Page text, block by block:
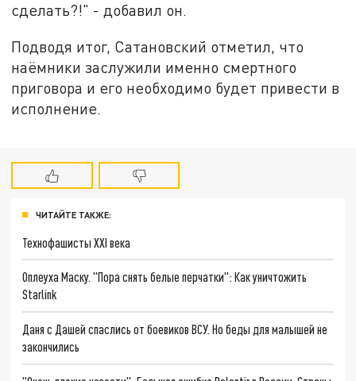
сделать?!" - добавил он.
Подводя итог, Сатановский отметил, что
наёмники заслужили именно смертного
приговора и его необходимо будет привести в
исполнение.
ЧИТАЙТЕ ТАКЖЕ:
Технофашисты XXI века
Оплеуха Маску. "Пора снять белые перчатки": Как уничтожить
Starlink
Даня с Дашей спаслись от боевиков ВСУ. Но беды для малышей не
закончились